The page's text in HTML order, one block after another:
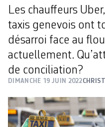
Les chauffeurs
taxis genevois ont
désarroi face au
actuellement.
de conciliation?
DIMANCHE 19 JUIN 2022